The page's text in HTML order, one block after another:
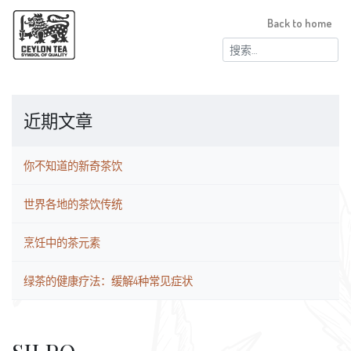
搜
索：
Back to home
近期文章
你不知道的新奇茶饮
世界各地的茶饮传统
烹饪中的茶元素
绿茶的健康疗法：缓解4种常见症状